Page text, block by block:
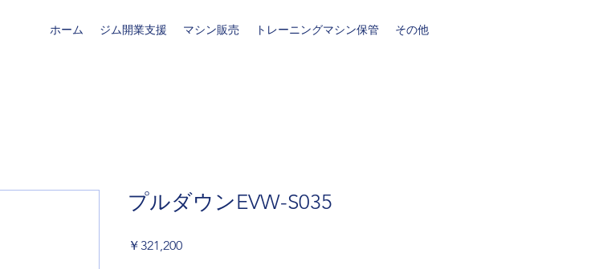
ホーム ジム開業支援 マシン販売 トレーニングマシン保管 その他
プルダウンEVW-S035
￥321,200価